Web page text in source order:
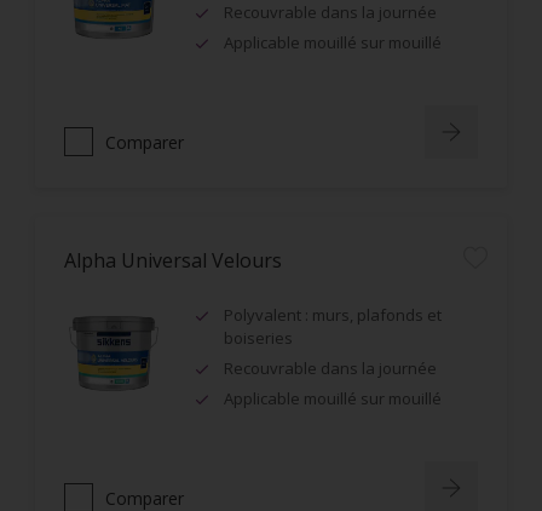
Recouvrable dans la journée
Applicable mouillé sur mouillé
Comparer
Alpha Universal Velours
Polyvalent : murs, plafonds et
boiseries
Recouvrable dans la journée
Applicable mouillé sur mouillé
Comparer